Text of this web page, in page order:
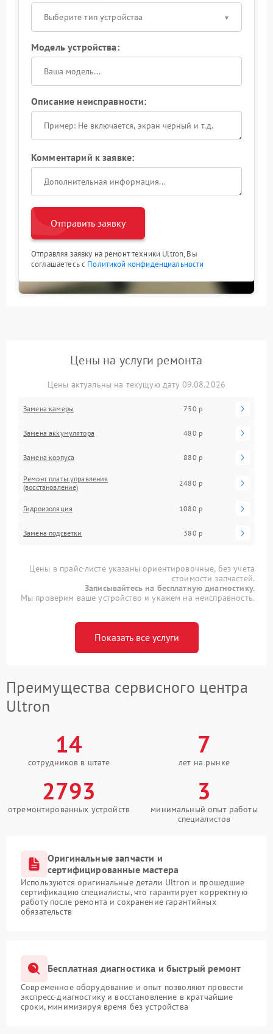
Выберите тип устройства
Модель устройства:
Описание неисправности:
Комментарий к заявке:
Отправить заявку
Отправляя заявку на ремонт техники Ultron, Вы
соглашаетесь с Политикой конфиденциальности
Цены на услуги ремонта
Цены актуальны на текущую дату 09.08.2026
Замена камеры 730 р
Замена аккумулятора 480 р
Замена корпуса 880 р
Ремонт платы управления
(восстановление)
2480 р
Гидроизоляция 1080 р
Замена подсветки 380 р
Цены в прайс-листе указаны ориентировочные, без учета
стоимости запчастей.
Записывайтесь на бесплатную диагностику.
Мы проверим ваше устройство и укажем на неисправность.
Показать все услуги
Преимущества сервисного центра
Ultron
14
сотрудников в штате
7
лет на рынке
2793
отремонтированных устройств
3
минимальный опыт работы
специалистов
Оригинальные запчасти и
сертифицированные мастера
Используются оригинальные детали Ultron и прошедшие
сертификацию специалисты, что гарантирует корректную
работу после ремонта и сохранение гарантийных
обязательств
Бесплатная диагностика и быстрый ремонт
Современное оборудование и опыт позволяют провести
экспресс-диагностику и восстановление в кратчайшие
сроки, минимизируя время без устройства